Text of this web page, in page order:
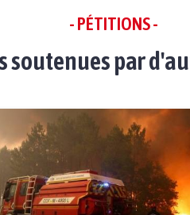
- PÉTITIONS -
soutenues par